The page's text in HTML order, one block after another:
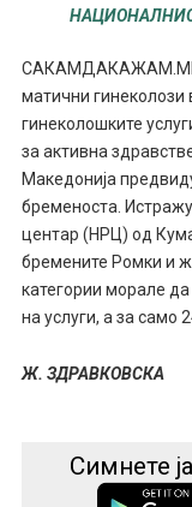
САКАМДАКАЖАМ.МК
матични гинеколози
гинеколошките
за активна
Македонија
бременоста.
центар (НРЦ) од
бремените Ромки и
категории морале
на услуги, а за само
Ж. ЗДРАВКОВСКА
Симнете